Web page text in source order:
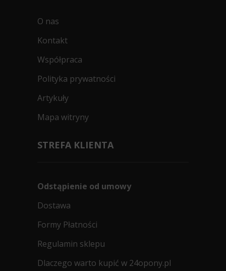
O nas
Kontakt
Współpraca
Polityka prywatności
Artykuły
Mapa witryny
STREFA KLIENTA
Odstąpienie od umowy
Dostawa
Formy Płatności
Regulamin sklepu
Dlaczego warto kupić w 24opony.pl